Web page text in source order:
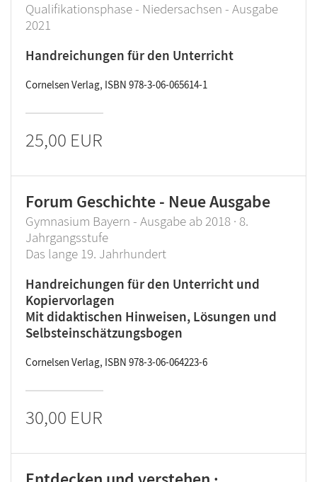
Qualifikationsphase - Niedersachsen - Ausgabe
2021
Handreichungen für den Unterricht
Cornelsen Verlag, ISBN 978-3-06-065614-1
25,00 EUR
Forum Geschichte - Neue Ausgabe
Gymnasium Bayern - Ausgabe ab 2018 · 8.
Jahrgangsstufe
Das lange 19. Jahrhundert
Handreichungen für den Unterricht und
Kopiervorlagen
Mit didaktischen Hinweisen, Lösungen und
Selbsteinschätzungsbogen
Cornelsen Verlag, ISBN 978-3-06-064223-6
30,00 EUR